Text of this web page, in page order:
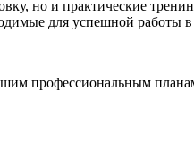
но и практические
для успешной работы в
профессиональным